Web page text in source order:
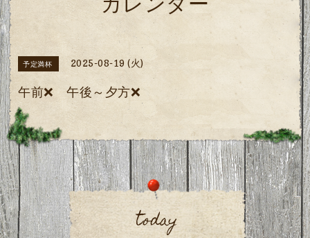
予定満杯 2025-08-19 (火)
午前❌️ 午後～夕方❌️
today